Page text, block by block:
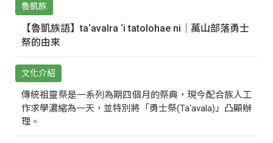
魯凱族
【魯凱族語】ta‘avalra ‘i tatolohae ni｜萬山部落勇士
祭的由來
文化介紹
傳統祖靈祭是一系列為期四個月的祭典，現今配合族人工
作求學濃縮為一天，並特別將「勇士祭(Ta‘avala)」凸顯辦
理。